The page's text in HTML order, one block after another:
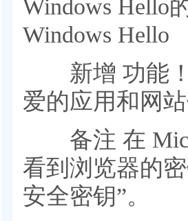
Windows Hello
Windows Hello
新增 功能！
爱的应用和网
备注 在
看到浏览器的
安全密钥”。